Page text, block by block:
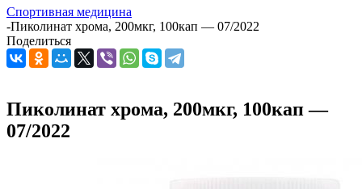
Спортивная медицина
-Пиколинат хрома, 200мкг, 100кап — 07/2022
Поделиться
Пиколинат хрома, 200мкг, 100кап —
07/2022